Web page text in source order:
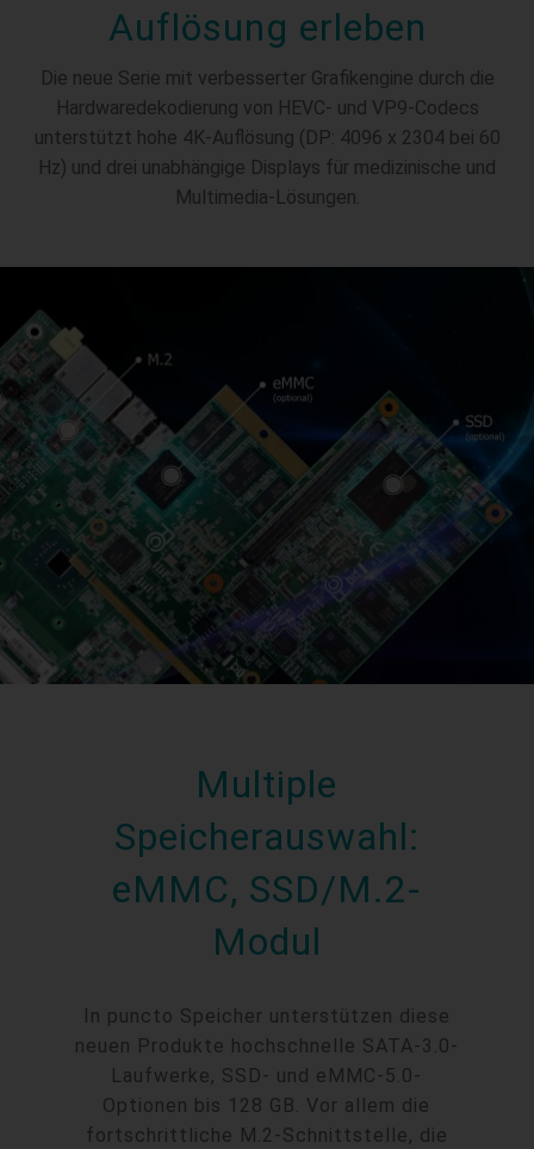
Auflösung erleben
Die neue Serie mit verbesserter Grafikengine durch die
Hardwaredekodierung von HEVC- und VP9-Codecs
unterstützt hohe 4K-Auflösung (DP: 4096 x 2304 bei 60
Hz) und drei unabhängige Displays für medizinische und
Multimedia-Lösungen.
Multiple
Speicherauswahl:
eMMC, SSD/M.2-
Modul
In puncto Speicher unterstützen diese
neuen Produkte hochschnelle SATA-3.0-
Laufwerke, SSD- und eMMC-5.0-
Optionen bis 128 GB. Vor allem die
fortschrittliche M.2-Schnittstelle, die